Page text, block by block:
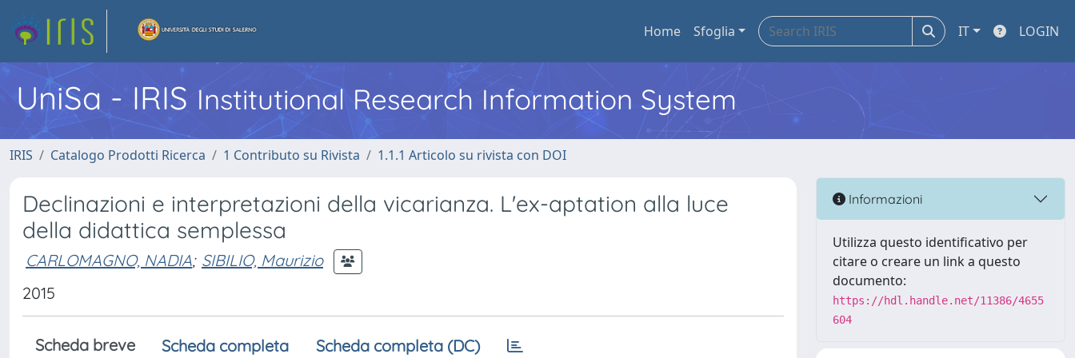
Home Sfoglia IT LOGIN
UniSa - IRIS Institutional Research Information System
IRIS Catalogo Prodotti Ricerca 1 Contributo su Rivista 1.1.1 Articolo su rivista con DOI
Declinazioni e interpretazioni della vicarianza. L'ex-aptation alla luce
della didattica semplessa
CARLOMAGNO, NADIA; SIBILIO, Maurizio
2015
Scheda breve Scheda completa Scheda completa (DC)
Informazioni
Utilizza questo identificativo per
citare o creare un link a questo
documento:
https://hdl.handle.net/11386/4655
604